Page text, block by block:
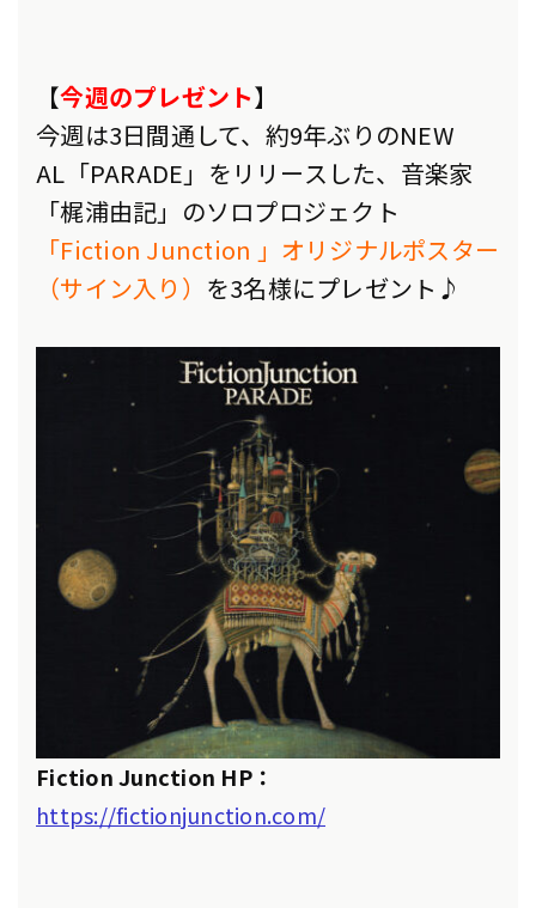
【今週のプレゼント】
今週は3日間通して、約9年ぶりのNEW
AL「PARADE」をリリースした、音楽家
「梶浦由記」のソロプロジェクト
「Fiction Junction 」オリジナルポスター
（サイン入り） を3名様にプレゼント♪
Fiction Junction HP：
https://fictionjunction.com/